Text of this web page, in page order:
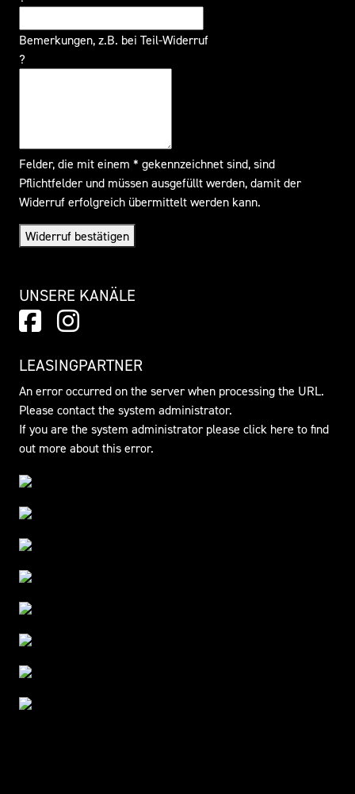
Bemerkungen, z.B. bei Teil-Widerruf
?
Felder, die mit einem * gekennzeichnet sind, sind
Pflichtfelder und müssen ausgefüllt werden, damit der
Widerruf erfolgreich übermittelt werden kann.
Widerruf bestätigen
UNSERE KANÄLE
LEASINGPARTNER
An error occurred on the server when processing the URL.
Please contact the system administrator.
If you are the system administrator please click here to find
out more about this error.